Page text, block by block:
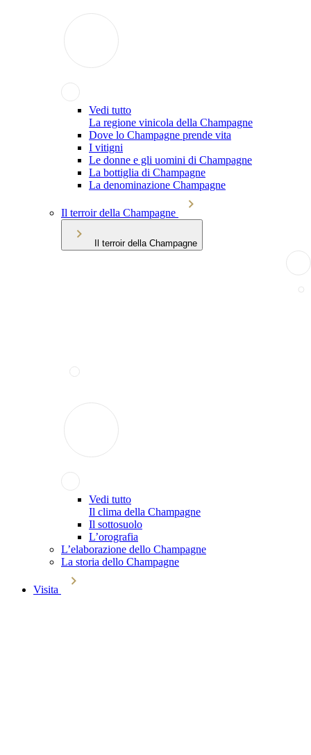
Vedi tutto
La regione vinicola della Champagne
Dove lo Champagne prende vita
I vitigni
Le donne e gli uomini di Champagne
La bottiglia di Champagne
La denominazione Champagne
Il terroir della Champagne
Il terroir della Champagne
Vedi tutto
Il clima della Champagne
Il sottosuolo
L’orografia
L’elaborazione dello Champagne
La storia dello Champagne
Visita